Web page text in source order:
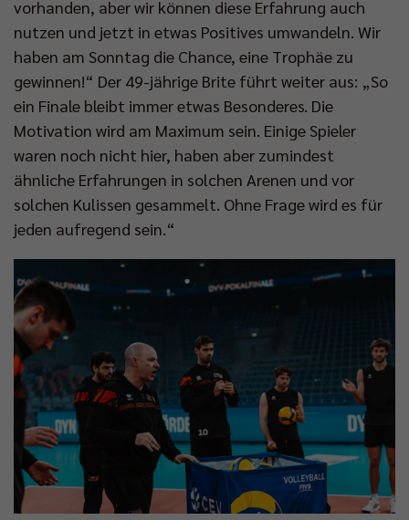
vorhanden, aber wir können diese Erfahrung auch
nutzen und jetzt in etwas Positives umwandeln. Wir
haben am Sonntag die Chance, eine Trophäe zu
gewinnen!“ Der 49-jährige Brite führt weiter aus: „So
ein Finale bleibt immer etwas Besonderes. Die
Motivation wird am Maximum sein. Einige Spieler
waren noch nicht hier, haben aber zumindest
ähnliche Erfahrungen in solchen Arenen und vor
solchen Kulissen gesammelt. Ohne Frage wird es für
jeden aufregend sein.“